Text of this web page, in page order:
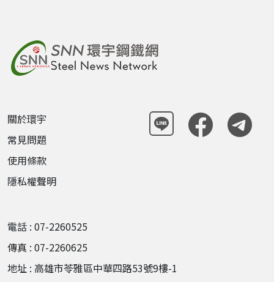
關於環宇
常見問題
使用條款
隱私權聲明
電話 : 07-2260525
傳真 : 07-2260625
地址 : 高雄市苓雅區中華四路53號9樓-1